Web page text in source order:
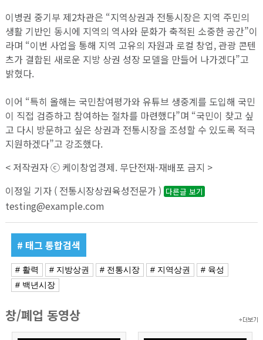
이병권 중기부 제2차관은 “지역상권과 전통시장은 지역 주민의
생활 기반인 동시에 지역의 역사와 문화가 축적된 소중한 공간”이
라며 “이번 사업을 통해 지역 고유의 자원과 로컬 창업, 관광 콘텐
츠가 결합된 새로운 지방 상권 성장 모델을 만들어 나가겠다”고
밝혔다.
이어 “특히 올해는 국민참여평가와 유튜브 생중계를 도입해 국민
이 직접 검증하고 참여하는 절차를 마련했다”며 “국민이 찾고 싶
고 다시 방문하고 싶은 상권과 전통시장을 조성할 수 있도록 적극
지원하겠다”고 강조했다.
< 저작권자 ⓒ 케이창업경제. 무단전재-재배포 금지 >
이정일 기자 ( 전통시장상권육성전문가 ) 다른글 보기
testing@example.com
# 태그 통합검색
# 활력 # 지방상권 # 전통시장 # 지역상권
# 육성
# 백년시장
창/폐업 동영상